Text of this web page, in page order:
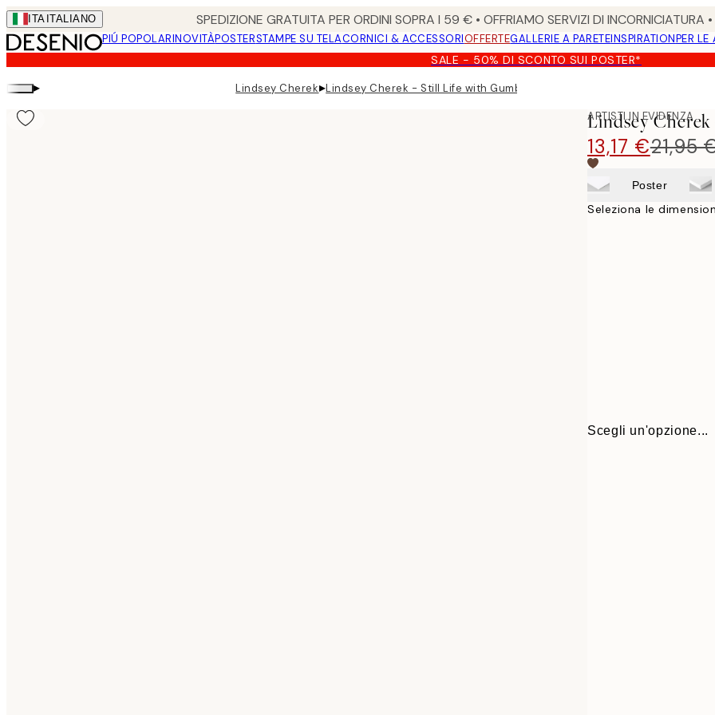
Skip
to
main
content.
ITA ITALIANO SPEDIZIONE GRATUITA PER ORDINI SOPRA I 59 € • OFFRIAMO SERVIZI DI
PIÚ POPOLARINOVITÀPOSTERSTAMPE SU TELACORNICI & ACCESSORIOFFERTEGALLERIE A PARETEINSPIRATIONPER LE
SALE - 50% DI SCONTO SUI POSTER*
▸ Lindsey Cherek▸Lindsey Cherek - Still Life with Gumball Machine Poster
ARTISTI IN EVIDENZA
Lindsey
13,17 €21,95
Poster
Seleziona le
Scegli un'opzione...